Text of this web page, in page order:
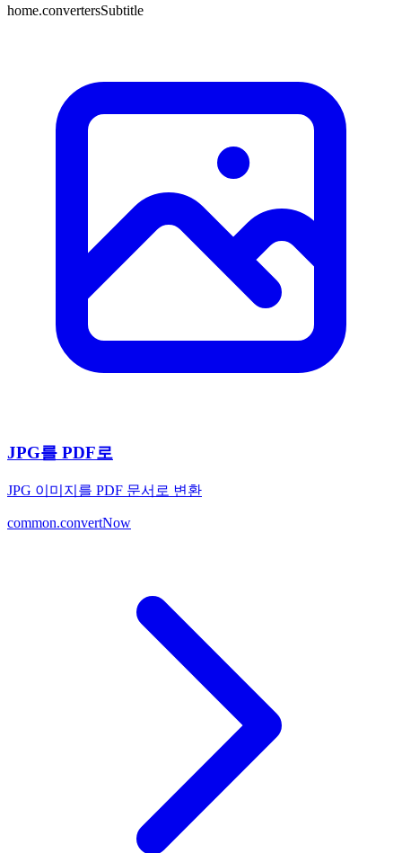
home.convertersSubtitle
JPG를 PDF로
JPG 이미지를 PDF 문서로 변환
common.convertNow